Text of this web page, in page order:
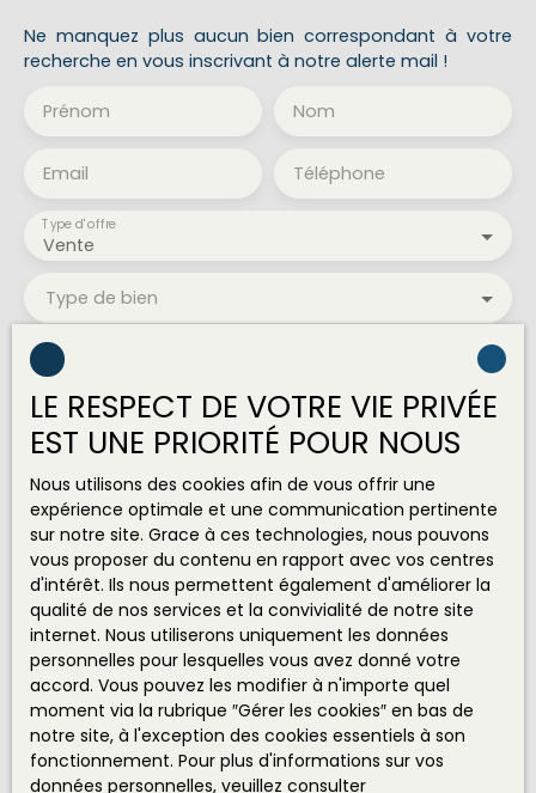
Ne manquez plus aucun bien correspondant à votre
recherche en vous inscrivant à notre alerte mail !
Prénom Nom
Email Téléphone
Vente
Type d'offre
Type de bien
Localisation
Budget max (€)
Surface min (m²)
J'accepte le traitement de mes données
personnelles conformément au RGPD. Si vous ne
souhaitez pas faire l'objet de prospection
commerciale par voie téléphonique, vous pouvez
vous inscrire gratuitement sur la liste d'opposition
au démarchage téléphonique, prévu par l'article
L223-1 du code de la consommation, sur le site
Internet www.bloctel.gouv.fr ou par courrier
adressé à :
LE RESPECT DE VOTRE VIE PRIVÉE
EST UNE PRIORITÉ POUR NOUS
Nous utilisons des cookies afin de vous offrir une
expérience optimale et une communication pertinente
sur notre site. Grace à ces technologies, nous pouvons
vous proposer du contenu en rapport avec vos centres
d'intérêt. Ils nous permettent également d'améliorer la
qualité de nos services et la convivialité de notre site
internet. Nous utiliserons uniquement les données
personnelles pour lesquelles vous avez donné votre
accord. Vous pouvez les modifier à n'importe quel
moment via la rubrique ″Gérer les cookies″ en bas de
notre site, à l'exception des cookies essentiels à son
fonctionnement. Pour plus d'informations sur vos
données personnelles, veuillez consulter